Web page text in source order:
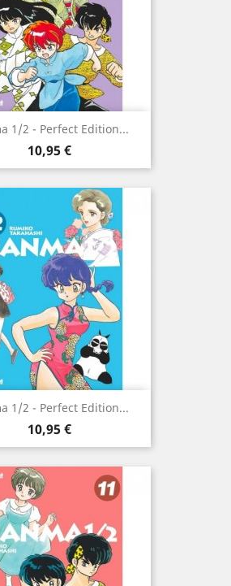
1/2 - Perfect Edition...
Prix
10,95 €
1/2 - Perfect Edition...
Prix
10,95 €